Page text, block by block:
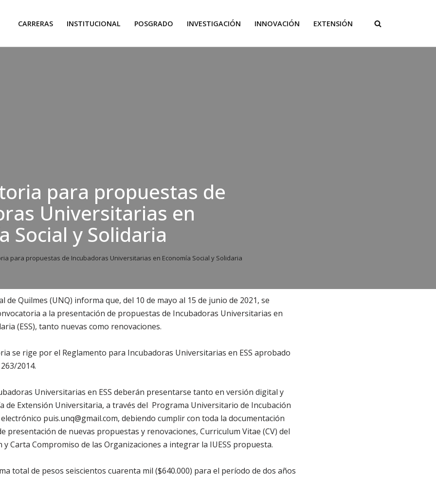
CARRERAS INSTITUCIONAL POSGRADO INVESTIGACIÓN INNOVACIÓN EXTENSIÓN
para propuestas de
Universitarias en
Social y Solidaria
para propuestas de Incubadoras Universitarias en Economía Social y Solidaria
de Quilmes (UNQ) informa que, del 10 de mayo al 15 de junio de 2021, se
a la presentación de propuestas de Incubadoras Universitarias en
(ESS), tanto nuevas como renovaciones.
se rige por el Reglamento para Incubadoras Universitarias en ESS aprobado
2014.
Universitarias en ESS deberán presentarse tanto en versión digital y
de Extensión Universitaria, a través del Programa Universitario de Incubación
puis.unq@gmail.com, debiendo cumplir con toda la documentación
presentación de nuevas propuestas y renovaciones, Curriculum Vitae (CV) del
Carta Compromiso de las Organizaciones a integrar la IUESS propuesta.
total de pesos seiscientos cuarenta mil ($640.000) para el período de dos años